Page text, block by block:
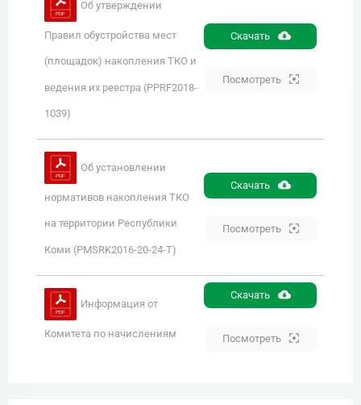
Об утверждении
Правил обустройства мест
(площадок) накопления ТКО и
ведения их реестра (PPRF2018-
1039)
Скачать
Посмотреть
Об установлении
нормативов накопления ТКО
на территории Республики
Коми (PMSRK2016-20-24-T)
Скачать
Посмотреть
Информация от
Комитета по начислениям
Скачать
Посмотреть